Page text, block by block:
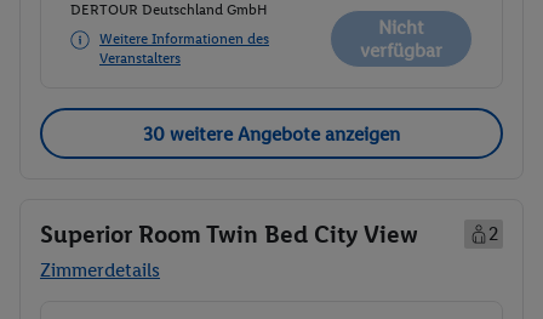
DERTOUR Deutschland GmbH
Weitere Informationen des
Veranstalters
Nicht
verfügbar
30 weitere Angebote anzeigen
Superior Room Twin Bed City View
2
Zimmerdetails